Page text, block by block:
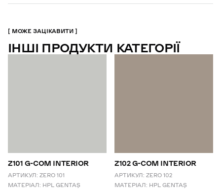
МОЖЕ ЗАЦІКАВИТИ
ІНШІ ПРОДУКТИ КАТЕГОРІЇ
Z101 G-COM INTERIOR
АРТИКУЛ: ZERO 101
МАТЕРІАЛ: HPL GENTAŞ
Z102 G-COM INTERIOR
АРТИКУЛ: ZERO 102
МАТЕРІАЛ: HPL GENTAŞ